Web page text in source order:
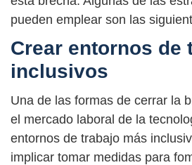
pueden emplear son las
Crear entornos de
inclusivos
Una de las formas de cerrar la
el mercado laboral de la
entornos de trabajo más
implicar tomar medidas para